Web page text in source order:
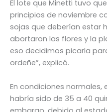
El lote que Minetti tuvo
principios de noviembre
sojas que deberían estar
abortaron las flores y la
eso decidimos picarla
ordeñe”, explicó.
En condiciones normales,
habría sido de 35 a 40